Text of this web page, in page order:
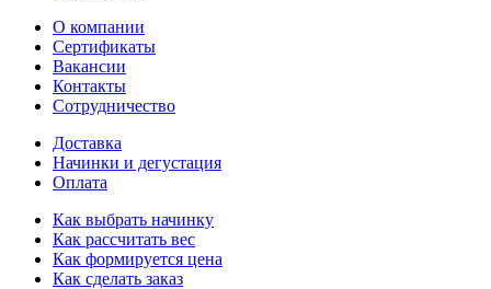
О компании
Сертификаты
Вакансии
Контакты
Сотрудничество
Доставка
Начинки и дегустация
Оплата
Как выбрать начинку
Как рассчитать вес
Как формируется цена
Как сделать заказ